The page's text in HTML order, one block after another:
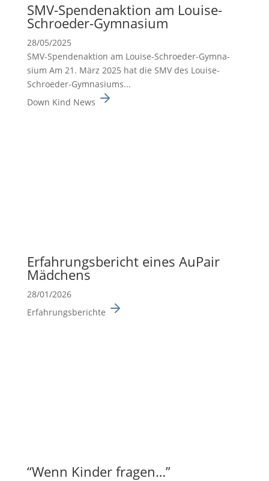
SMV-Spenden­ak­tion am Louise-
Schroeder-Gymna­sium
28/05/2025
SMV-Spenden­ak­tion am Louise-Schroeder-Gymna­
sium Am 21. März 2025 hat die SMV des Louise-
Schroeder-Gymna­siums...
Down Kind News
Erfah­rungs­be­richt eines AuPair
Mädchens
28/01/2026
Erfahrungsberichte
“Wenn Kinder fragen…”